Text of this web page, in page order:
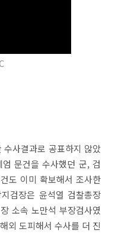
사결과로 공표하지 않았
문건을 수사했던 군, 검
도 이미 확보해서 조사한
검장은 윤석열 검찰총장
소속 노만석 부장검사였
외 도피해서 수사를 더 진